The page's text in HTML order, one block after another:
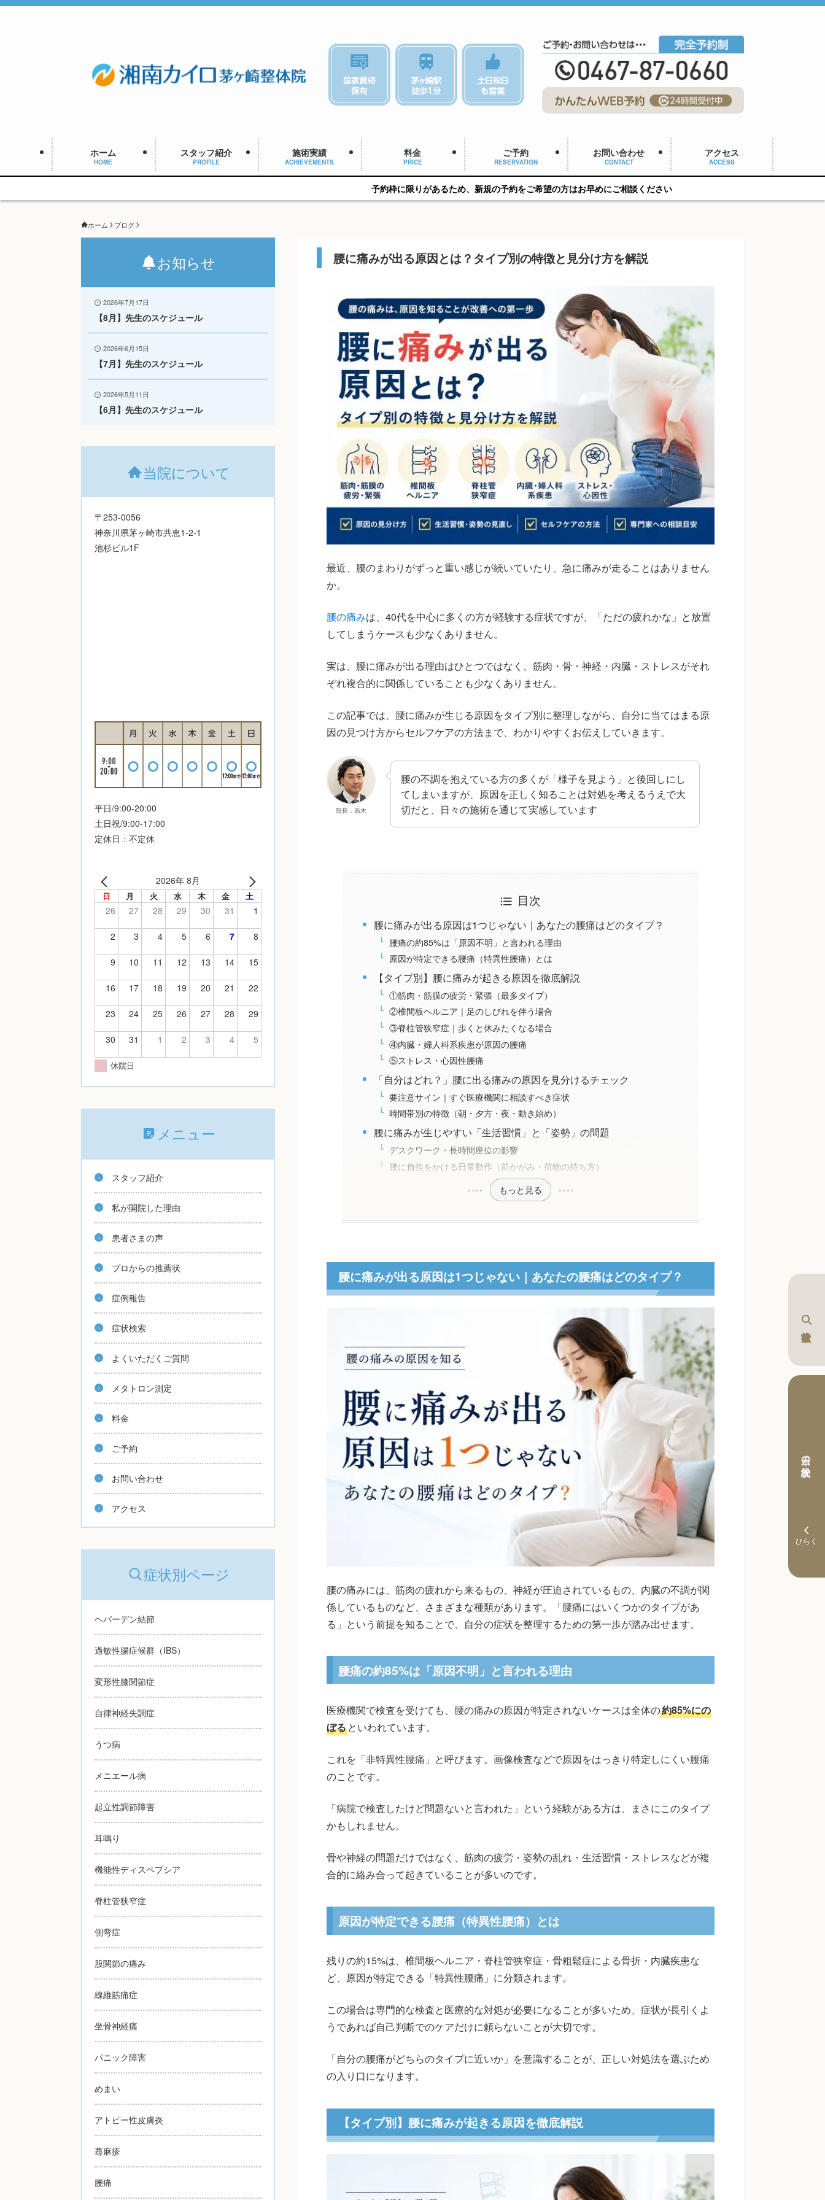
ホーム
HOME
スタッフ紹介
PROFILE
施術実績
ACHIEVEMENTS
料金
PRICE
ご予約
RESERVATION
お問い合わせ
CONTACT
アクセス
ACCESS
予約枠に限りがあるため、新規の予約をご希望の方はお早めにご相談ください
ホーム ブログ
腰に痛みが出る原因とは？タイプ別の特徴と見分け方を解説
本日の予約状況
最近、腰のまわりがずっと重い感じが続いていたり、急に痛みが走ることはありません
か。
腰の痛みは、40代を中心に多くの方が経験する症状ですが、「ただの疲れかな」と放置
してしまうケースも少なくありません。
実は、腰に痛みが出る理由はひとつではなく、筋肉・骨・神経・内臓・ストレスがそれ
ぞれ複合的に関係していることも少なくありません。
この記事では、腰に痛みが生じる原因をタイプ別に整理しながら、自分に当てはまる原
因の見つけ方からセルフケアの方法まで、わかりやすくお伝えしていきます。
院長：高木
腰の不調を抱えている方の多くが「様子を見よう」と後回しにし
てしまいますが、原因を正しく知ることは対処を考えるうえで大
切だと、日々の施術を通じて実感しています
目次
腰に痛みが出る原因は1つじゃない｜あなたの腰痛はどのタイプ？
腰痛の約85%は「原因不明」と言われる理由
原因が特定できる腰痛（特異性腰痛）とは
【タイプ別】腰に痛みが起きる原因を徹底解説
①筋肉・筋膜の疲労・緊張（最多タイプ）
②椎間板ヘルニア｜足のしびれを伴う場合
③脊柱管狭窄症｜歩くと休みたくなる場合
④内臓・婦人科系疾患が原因の腰痛
⑤ストレス・心因性腰痛
「自分はどれ？」腰に出る痛みの原因を見分けるチェック
要注意サイン｜すぐ医療機関に相談すべき症状
時間帯別の特徴（朝・夕方・夜・動き始め）
腰に痛みが生じやすい「生活習慣」と「姿勢」の問題
デスクワーク・長時間座位の影響
腰に負担をかける日常動作（前かがみ・荷物の持ち方）
もっと見る
腰に痛みが出る原因は1つじゃない｜あなたの腰痛はどのタイプ？
腰の痛みには、筋肉の疲れから来るもの、神経が圧迫されているもの、内臓の不調が関
係しているものなど、さまざまな種類があります。「腰痛にはいくつかのタイプがあ
る」という前提を知ることで、自分の症状を整理するための第一歩が踏み出せます。
腰痛の約85%は「原因不明」と言われる理由
医療機関で検査を受けても、腰の痛みの原因が特定されないケースは全体の約85%にの
ぼるといわれています。
これを「非特異性腰痛」と呼びます。画像検査などで原因をはっきり特定しにくい腰痛
のことです。
「病院で検査したけど問題ないと言われた」という経験がある方は、まさにこのタイプ
かもしれません。
骨や神経の問題だけではなく、筋肉の疲労・姿勢の乱れ・生活習慣・ストレスなどが複
合的に絡み合って起きていることが多いのです。
原因が特定できる腰痛（特異性腰痛）とは
残りの約15%は、椎間板ヘルニア・脊柱管狭窄症・骨粗鬆症による骨折・内臓疾患な
ど、原因が特定できる「特異性腰痛」に分類されます。
この場合は専門的な検査と医療的な対処が必要になることが多いため、症状が長引くよ
うであれば自己判断でのケアだけに頼らないことが大切です。
「自分の腰痛がどちらのタイプに近いか」を意識することが、正しい対処法を選ぶため
の入り口になります。
【タイプ別】腰に痛みが起きる原因を徹底解説
お知らせ
2026年7月17日
【8月】先生のスケジュール
2026年6月15日
【7月】先生のスケジュール
2026年5月11日
【6月】先生のスケジュール
当院について
〒253-0056
神奈川県茅ヶ崎市共恵1-2-1
池杉ビル1F
平日/9:00-20:00
土日祝/9:00-17:00
定休日：不定休
2026年 8月
日 月 火 水 木 金 土
26 27 28 29 30 31 1
2 3 4 5 6 7 8
9 10 11 12 13 14 15
16 17 18 19 20 21 22
23 24 25 26 27 28 29
30 31 1 2 3 4 5
休院日
メニュー
スタッフ紹介
私が開院した理由
患者さまの声
プロからの推薦状
症例報告
症状検索
よくいただくご質問
メタトロン測定
料金
ご予約
お問い合わせ
アクセス
症状別ページ
ヘバーデン結節
過敏性腸症候群（IBS）
変形性膝関節症
自律神経失調症
うつ病
メニエール病
起立性調節障害
耳鳴り
機能性ディスペプシア
脊柱管狭窄症
側弯症
股関節の痛み
線維筋痛症
坐骨神経痛
パニック障害
めまい
アトピー性皮膚炎
蕁麻疹
腰痛